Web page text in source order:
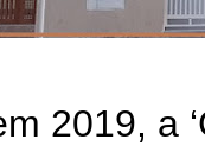
2019, a